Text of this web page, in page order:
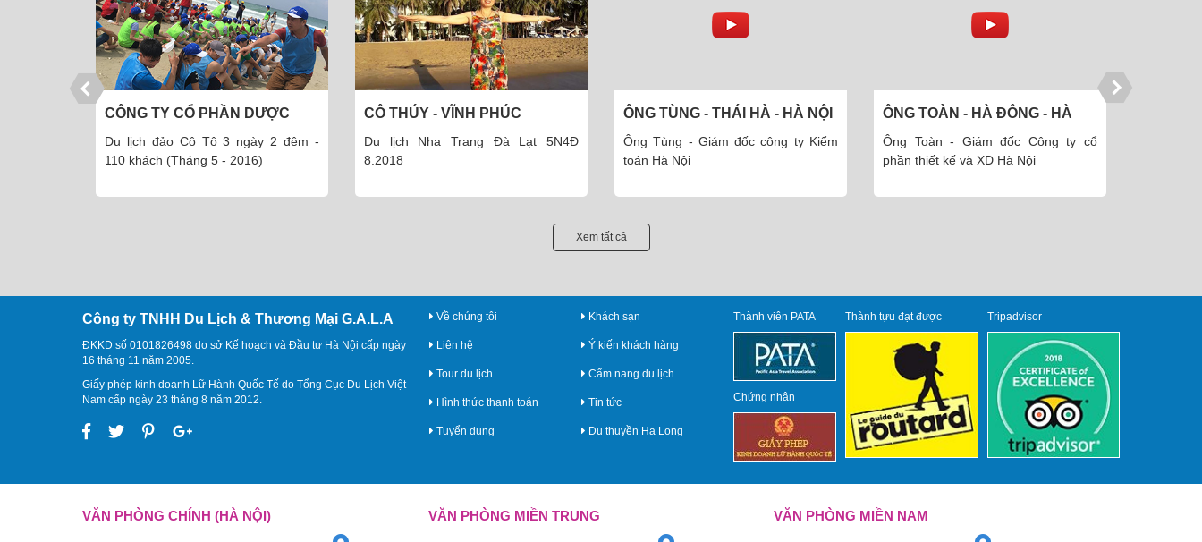
Tô 3 ngày 2 đêm -
CÔ THÚY - VĨNH PHÚC
Du lịch Nha Trang Đà Lạt 5N4Đ
8.2018
ÔNG TÙNG - THÁI HÀ - HÀ NỘI
Ông Tùng - Giám đốc công ty Kiểm
ÔNG TOÀN - HÀ ĐÔNG - HÀ
Ông Toàn - Giám đốc Công ty cổ
CHỊ NGỌC GIẦU - CTY THÁI
Chị Ngọc Giầu - Cty cổ phần Dược
Thái Minh.
Xem tất cả
Công ty TNHH Du Lịch & Thương Mại G.A.L.A
ĐKKD số 0101826498 do sở Kế hoạch và Đầu tư Hà Nội cấp ngày
16 tháng 11 năm 2005.
Giấy phép kinh doanh Lữ Hành Quốc Tế do Tổng Cục Du Lịch Việt
Nam cấp ngày 23 tháng 8 năm 2012.
Về chúng tôi
Liên hệ
Tour du lịch
Hình thức thanh toán
Tuyển dụng
Khách sạn
Ý kiến khách hàng
Cẩm nang du lịch
Tin tức
Du thuyền Hạ Long
Thành viên PATA
Chứng nhận
Thành tựu đạt được Tripadvisor
VĂN PHÒNG CHÍNH (HÀ NỘI) VĂN PHÒNG MIỀN TRUNG VĂN PHÒNG MIỀN NAM